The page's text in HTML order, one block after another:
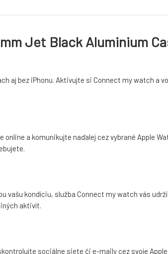
Jet Black Aluminium
aj bez iPhonu. Aktivujte si Connect my watch a
a komunikujte naďalej cez vybrané Apple
vašu kondíciu, služba Connect my watch vás
aktivít.
sociálne siete či e-maily cez svoje